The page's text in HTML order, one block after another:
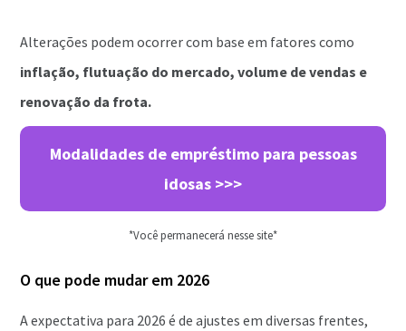
Alterações podem ocorrer com base em fatores como
inflação, flutuação do mercado, volume de vendas e
renovação da frota.
Modalidades de empréstimo para pessoas
idosas >>>
*Você permanecerá nesse site*
O que pode mudar em 2026
A expectativa para 2026 é de ajustes em diversas frentes,